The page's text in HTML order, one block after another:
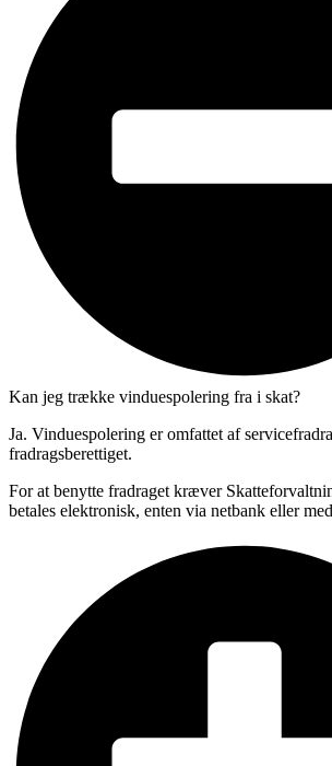
Kan jeg trække vinduespolering fra i skat?
Ja. Vinduespolering er omfattet af
fradragsberettiget.
For at benytte fradraget kræver
betales elektronisk, enten via netbank eller